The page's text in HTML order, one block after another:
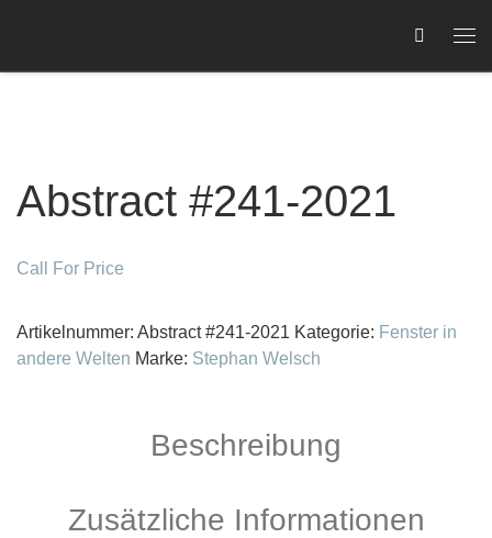
Abstract #241-2021
Call For Price
Artikelnummer: Abstract #241-2021 Kategorie: Fenster in
andere Welten Marke: Stephan Welsch
Beschreibung
Zusätzliche Informationen